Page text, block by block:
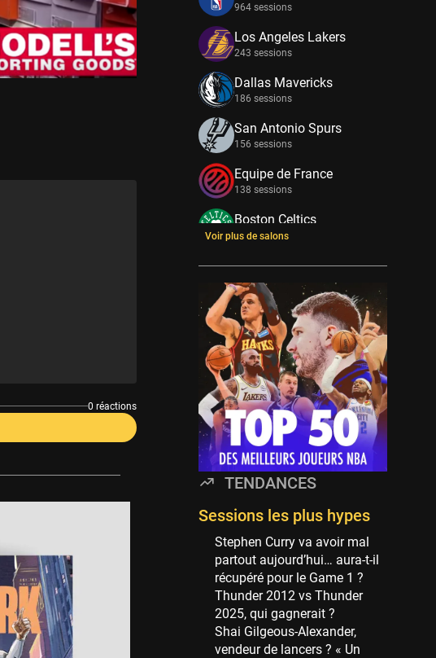
0 réactions
964 sessions
Los Angeles Lakers
243 sessions
Dallas Mavericks
186 sessions
San Antonio Spurs
156 sessions
Equipe de France
138 sessions
Boston Celtics
133 sessions
New York Knicks
114 sessions
Minnesota Timberwolves
114 sessions
Golden State Warriors
113 sessions
Denver Nuggets
106 sessions
WNBA
97 sessions
Philadelphia Sixers
89 sessions
Milwaukee Bucks
82 sessions
Hoop Culture
73 sessions
Oklahoma City Thunder
69 sessions
Voir plus de salons
TENDANCES
Sessions les plus hypes
Stephen Curry va avoir mal
partout aujourd’hui… aura-t-il
récupéré pour le Game 1 ?
Thunder 2012 vs Thunder
2025, qui gagnerait ?
Shai Gilgeous-Alexander,
vendeur de lancers ? « Un